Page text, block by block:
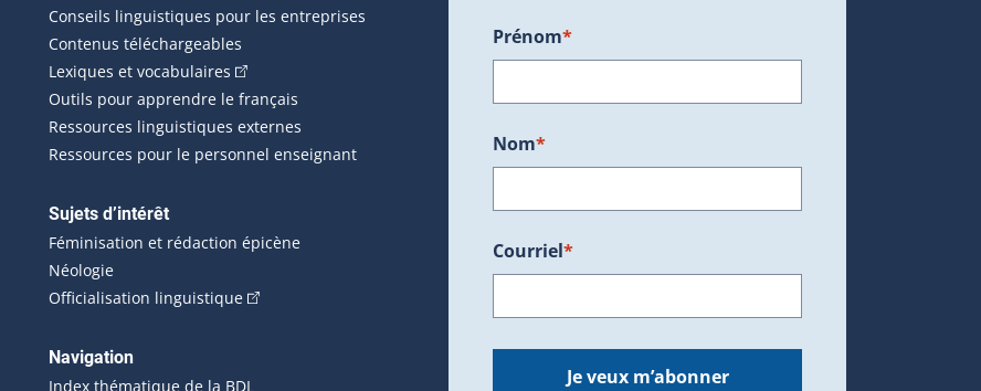
externe s'ouvrira dans une nouvelle fenêtre.)
dans une nouvelle fenêtre.)
s'ouvrira dans une nouvelle fenêtre.)
dans une nouvelle fenêtre.)
Conseils linguistiques pour les entreprises
Contenus téléchargeables
Lexiques et vocabulaires (Cet hyperlien externe s'ouvrira dans une nouvelle fenêtre.)
Outils pour apprendre le français
Ressources linguistiques externes
Ressources pour le personnel enseignant
Sujets d’intérêt
Féminisation et rédaction épicène
Néologie
Officialisation linguistique(Cet hyperlien externe s'ouvrira dans une nouvelle fenêtre.)
Navigation
Index thématique de la BDL
Prénom*
Nom*
Courriel*
Je veux m’abonner